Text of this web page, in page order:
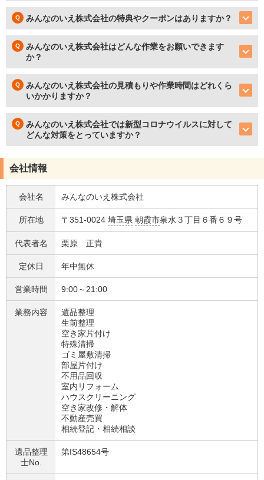
みんなのいえ株式会社の特典やクーポンはありますか？
みんなのいえ株式会社はどんな作業をお願いできます
か？
みんなのいえ株式会社の見積もりや作業時間はどれくら
いかかりますか？
みんなのいえ株式会社では新型コロナウイルスに対して
どんな対策をとっていますか？
会社情報
会社名 みんなのいえ株式会社
所在地 〒351-0024 埼玉県 朝霞市泉水３丁目６番６９号
代表者名 栗原 正貴
定休日 年中無休
営業時間 9:00～21:00
業務内容
遺品整理
生前整理
空き家片付け
特殊清掃
ゴミ屋敷清掃
部屋片付け
不用品回収
室内リフォーム
ハウスクリーニング
空き家改修・解体
不動産売買
相続登記・相続相談
遺品整理
士No.
第IS48654号